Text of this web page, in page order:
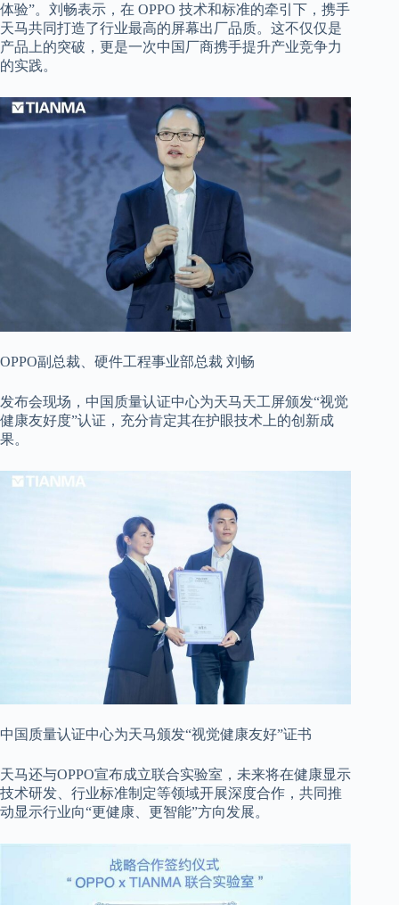
体验”。刘畅表示，在 OPPO 技术和标准的牵引下，携手
天马共同打造了行业最高的屏幕出厂品质。这不仅仅是
产品上的突破，更是一次中国厂商携手提升产业竞争力
的实践。
OPPO副总裁、硬件工程事业部总裁 刘畅
发布会现场，中国质量认证中心为天马天工屏颁发“视觉
健康友好度”认证，充分肯定其在护眼技术上的创新成
果。
中国质量认证中心为天马颁发“视觉健康友好”证书
天马还与OPPO宣布成立联合实验室，未来将在健康显示
技术研发、行业标准制定等领域开展深度合作，共同推
动显示行业向“更健康、更智能”方向发展。